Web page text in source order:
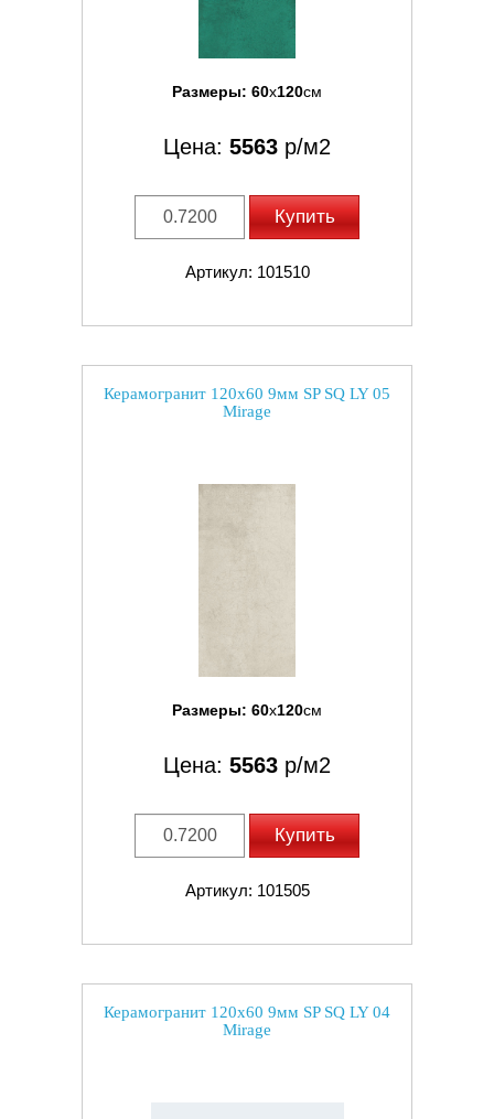
Размеры: 60x120см
Цена: 5563 р/м2
Купить
Артикул: 101510
Керамогранит 120x60 9мм SP SQ LY 05
Mirage
Размеры: 60x120см
Цена: 5563 р/м2
Купить
Артикул: 101505
Керамогранит 120x60 9мм SP SQ LY 04
Mirage